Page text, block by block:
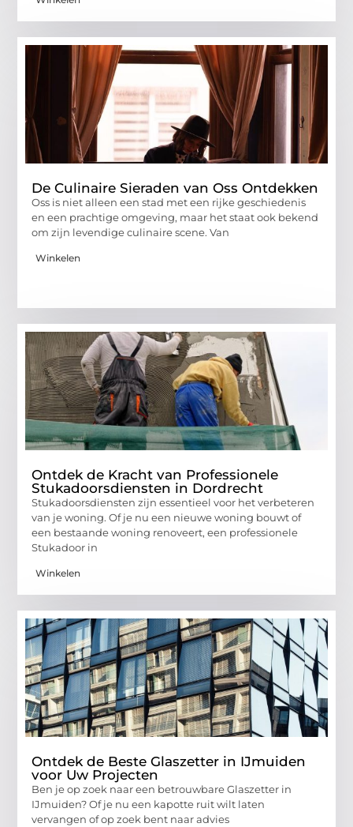
De Culinaire Sieraden van Oss Ontdekken
Oss is niet alleen een stad met een rijke geschiedenis
en een prachtige omgeving, maar het staat ook bekend
om zijn levendige culinaire scene. Van
Winkelen
Ontdek de Kracht van Professionele
Stukadoorsdiensten in Dordrecht
Stukadoorsdiensten zijn essentieel voor het verbeteren
van je woning. Of je nu een nieuwe woning bouwt of
een bestaande woning renoveert, een professionele
Stukadoor in
Winkelen
Ontdek de Beste Glaszetter in IJmuiden
voor Uw Projecten
Ben je op zoek naar een betrouwbare Glaszetter in
IJmuiden? Of je nu een kapotte ruit wilt laten
vervangen of op zoek bent naar advies